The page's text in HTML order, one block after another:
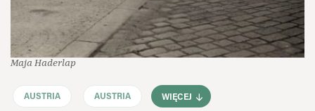
Maja Haderlap
AUSTRIA AUSTRIA WIĘCEJ